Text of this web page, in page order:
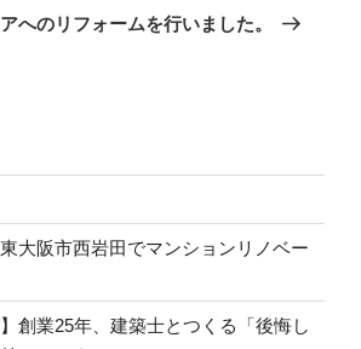
へのリフォームを行いました。
東大阪市西岩田でマンションリノベー
創業25年、建築士とつくる「後悔し